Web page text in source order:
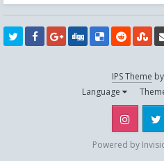
IPS Theme by
Language
Powered by